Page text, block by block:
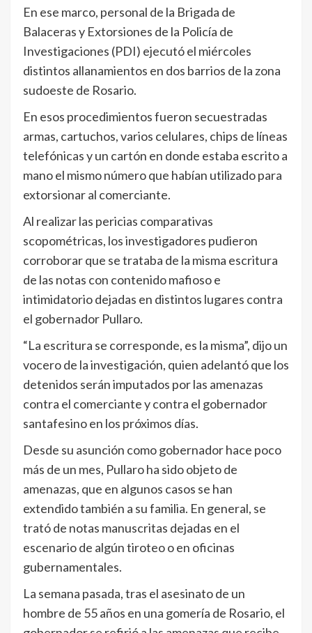
En ese marco, personal de la Brigada de
Balaceras y Extorsiones de la Policía de
Investigaciones (PDI) ejecutó el miércoles
distintos allanamientos en dos barrios de la zona
sudoeste de Rosario.
En esos procedimientos fueron secuestradas
armas, cartuchos, varios celulares, chips de líneas
telefónicas y un cartón en donde estaba escrito a
mano el mismo número que habían utilizado para
extorsionar al comerciante.
Al realizar las pericias comparativas
scopométricas, los investigadores pudieron
corroborar que se trataba de la misma escritura
de las notas con contenido mafioso e
intimidatorio dejadas en distintos lugares contra
el gobernador Pullaro.
“La escritura se corresponde, es la misma”, dijo un
vocero de la investigación, quien adelantó que los
detenidos serán imputados por las amenazas
contra el comerciante y contra el gobernador
santafesino en los próximos días.
Desde su asunción como gobernador hace poco
más de un mes, Pullaro ha sido objeto de
amenazas, que en algunos casos se han
extendido también a su familia. En general, se
trató de notas manuscritas dejadas en el
escenario de algún tiroteo o en oficinas
gubernamentales.
La semana pasada, tras el asesinato de un
hombre de 55 años en una gomería de Rosario, el